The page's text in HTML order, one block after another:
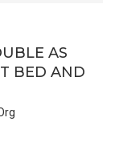
AS
BED AND